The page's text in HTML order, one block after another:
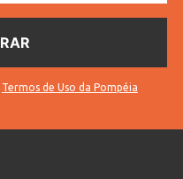
Termos de Uso da Pompéia